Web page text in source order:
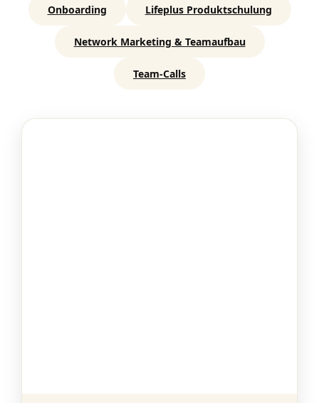
Onboarding Lifeplus Produktschulung
Network Marketing & Teamaufbau
Team-Calls